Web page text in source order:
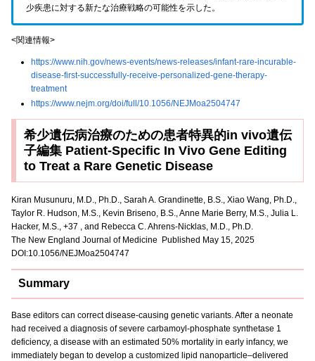
少疾患に対する新たな治療戦略の可能性を示した。
<関連情報>
https://www.nih.gov/news-events/news-releases/infant-rare-incurable-
disease-first-successfully-receive-personalized-gene-therapy-
treatment
https://www.nejm.org/doi/full/10.1056/NEJMoa2504747
希少遺伝病治療のための患者特異的in vivo遺伝
子編集 Patient-Specific In Vivo Gene Editing
to Treat a Rare Genetic Disease
Kiran Musunuru, M.D., Ph.D., Sarah A. Grandinette, B.S., Xiao Wang, Ph.D.,
Taylor R. Hudson, M.S., Kevin Briseno, B.S., Anne Marie Berry, M.S., Julia L.
Hacker, M.S., +37 , and Rebecca C. Ahrens-Nicklas, M.D., Ph.D.
The New England Journal of Medicine Published May 15, 2025
DOI:10.1056/NEJMoa2504747
Summary
Base editors can correct disease-causing genetic variants. After a neonate
had received a diagnosis of severe carbamoyl-phosphate synthetase 1
deficiency, a disease with an estimated 50% mortality in early infancy, we
immediately began to develop a customized lipid nanoparticle–delivered